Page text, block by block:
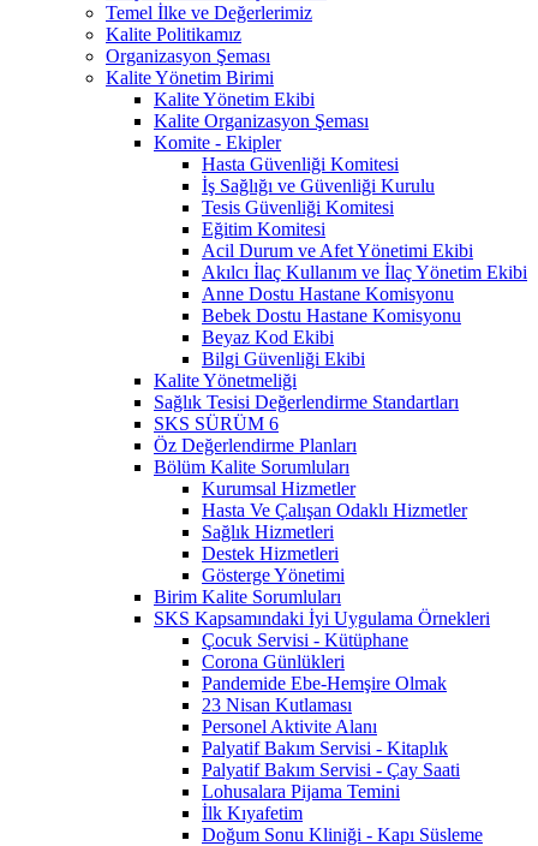
Temel İlke ve Değerlerimiz
Kalite Politikamız
Organizasyon Şeması
Kalite Yönetim Birimi
Kalite Yönetim Ekibi
Kalite Organizasyon Şeması
Komite - Ekipler
Hasta Güvenliği Komitesi
İş Sağlığı ve Güvenliği Kurulu
Tesis Güvenliği Komitesi
Eğitim Komitesi
Acil Durum ve Afet Yönetimi Ekibi
Akılcı İlaç Kullanım ve İlaç Yönetim Ekibi
Anne Dostu Hastane Komisyonu
Bebek Dostu Hastane Komisyonu
Beyaz Kod Ekibi
Bilgi Güvenliği Ekibi
Kalite Yönetmeliği
Sağlık Tesisi Değerlendirme Standartları
SKS SÜRÜM 6
Öz Değerlendirme Planları
Bölüm Kalite Sorumluları
Kurumsal Hizmetler
Hasta Ve Çalışan Odaklı Hizmetler
Sağlık Hizmetleri
Destek Hizmetleri
Gösterge Yönetimi
Birim Kalite Sorumluları
SKS Kapsamındaki İyi Uygulama Örnekleri
Çocuk Servisi - Kütüphane
Corona Günlükleri
Pandemide Ebe-Hemşire Olmak
23 Nisan Kutlaması
Personel Aktivite Alanı
Palyatif Bakım Servisi - Kitaplık
Palyatif Bakım Servisi - Çay Saati
Lohusalara Pijama Temini
İlk Kıyafetim
Doğum Sonu Kliniği - Kapı Süsleme